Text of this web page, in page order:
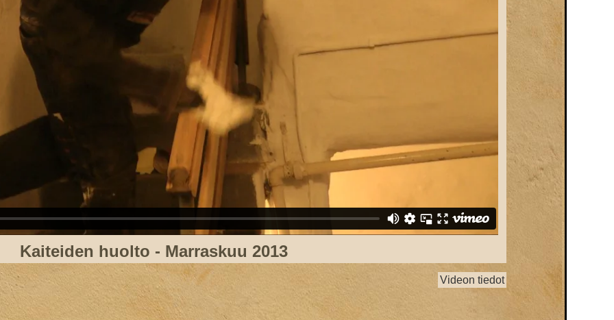
Kaiteiden huolto - Marraskuu 2013
Videon tiedot